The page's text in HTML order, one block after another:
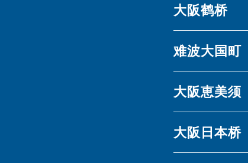
大阪鹤桥
难波大国町
大阪恵美须
大阪日本桥